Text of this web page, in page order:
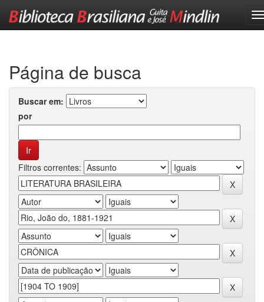
Página de busca
Buscar em:
por
Filtros correntes: